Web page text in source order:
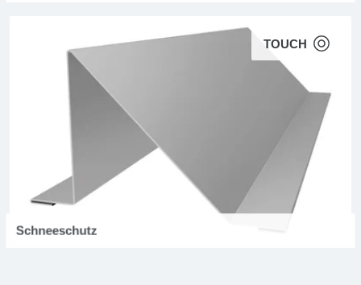
TOUCH
Schneeschutz